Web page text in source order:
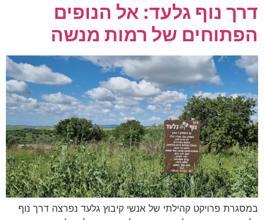
דרך נוף גלעד: אל הנופים
הפתוחים של רמות מנשה
במסגרת פרויקט קהילתי של אנשי קיבוץ גלעד נפרצה דרך נוף